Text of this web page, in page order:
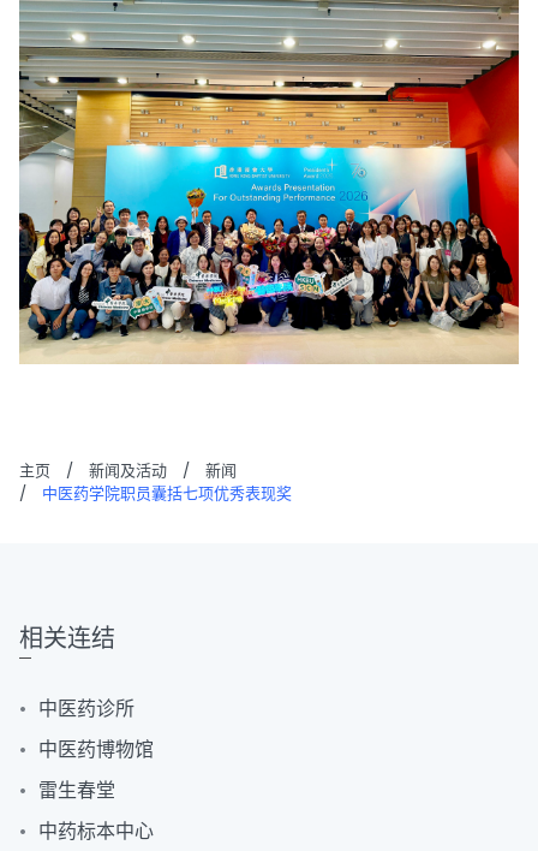
主页 / 新闻及活动 /
新闻
/
中医药学院职员囊括七项优秀表现奖
相关连结
中医药诊所
中医药博物馆
雷生春堂
中药标本中心